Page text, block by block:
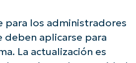
para los administradores
deben aplicarse para
La actualización es